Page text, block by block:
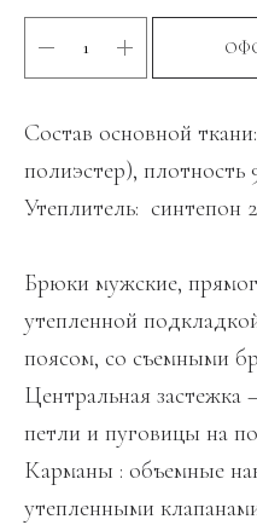
Состав основной
полиэстер), плотность
Утеплитель: синтепон
Брюки мужские,
утепленной
поясом, со съемными
Центральная
петли и пуговицы на
Карманы : объемные
утепленными